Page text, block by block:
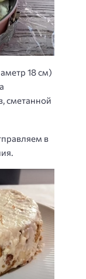
18 см)
сметанной
в